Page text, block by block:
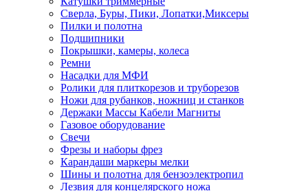
Сверла, Буры, Пики, Лопатки,Миксеры
Пилки и полотна
Подшипники
Покрышки, камеры, колеса
Ремни
Насадки для МФИ
Ролики для плиткорезов и труборезов
Ножи для рубанков, ножниц и станков
Держаки Массы Кабели Магниты
Газовое оборудование
Свечи
Фрезы и наборы фрез
Карандаши маркеры мелки
Шины и полотна для бензоэлектропил
Лезвия для концелярского ножа